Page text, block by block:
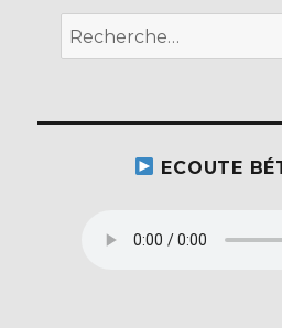
Recherche
pour :
ECOUTE